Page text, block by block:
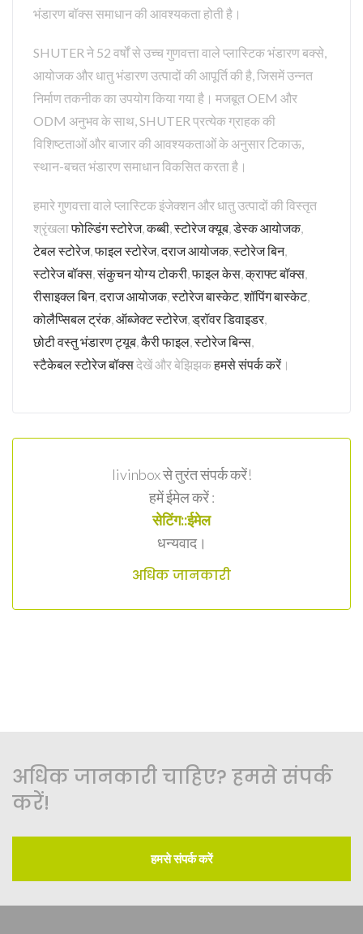
भंडारण बॉक्स समाधान की आवश्यकता होती है।
SHUTER ने 52 वर्षों से उच्च गुणवत्ता वाले प्लास्टिक भंडारण बक्से,
आयोजक और धातु भंडारण उत्पादों की आपूर्ति की है, जिसमें उन्नत
निर्माण तकनीक का उपयोग किया गया है। मजबूत OEM और
ODM अनुभव के साथ, SHUTER प्रत्येक ग्राहक की
विशिष्टताओं और बाजार की आवश्यकताओं के अनुसार टिकाऊ,
स्थान-बचत भंडारण समाधान विकसित करता है।
हमारे गुणवत्ता वाले प्लास्टिक इंजेक्शन और धातु उत्पादों की विस्तृत
श्रृंखलाफोल्डिंग स्टोरेज,कब्बी,स्टोरेज क्यूब,डेस्क आयोजक,
टेबल स्टोरेज,फाइल स्टोरेज,दराज आयोजक,स्टोरेज बिन,
स्टोरेज बॉक्स,संकुचन योग्य टोकरी,फाइल केस,क्राफ्ट बॉक्स,
रीसाइक्ल बिन,दराज आयोजक,स्टोरेज बास्केट,शॉपिंग बास्केट,
कोलैप्सिबल ट्रंक,ऑब्जेक्ट स्टोरेज,ड्रॉवर डिवाइडर,
छोटी वस्तु भंडारण ट्यूब,कैरी फाइल,स्टोरेज बिन्स,
स्टैकेबल स्टोरेज बॉक्सदेखें और बेझिझकहमसे संपर्क करें ।
livinbox से तुरंत संपर्क करें!
हमें ईमेल करें :
सेटिंग::ईमेल
धन्यवाद।
अधिक जानकारी
अधिक जानकारी चाहिए? हमसे संपर्क
करें!
हमसे संपर्क करें